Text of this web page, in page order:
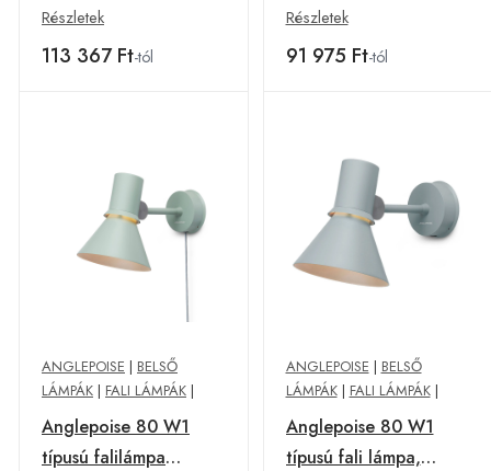
Részletek
113 367 Ft-tól
Részletek
91 975 Ft-tól
ANGLEPOISE | BELSŐ
LÁMPÁK | FALI LÁMPÁK |
Anglepoise 80 W1
típusú falilámpa
ANGLEPOISE | BELSŐ
LÁMPÁK| FALI LÁMPÁK|
Anglepoise 80 W1
típusú fali lámpa,